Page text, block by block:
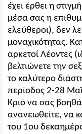
έχει έρθει η
μέσα σας η
ελεύθεροι), δεν
μοναχικότητας.
αρκετοί Λέοντες
βελτιώνετε την
το καλύτερο
περίοδος 2-28
Κριό να σας
ανανεωθείτε, να
του 1ου